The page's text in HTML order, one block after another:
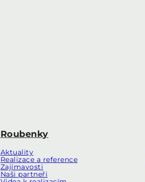
Roubenky
Aktuality
Realizace a reference
Zajímavosti
Naši partneři